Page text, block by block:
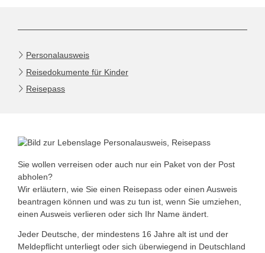
Personalausweis
Reisedokumente für Kinder
Reisepass
Sie wollen verreisen oder auch nur ein Paket von der Post
abholen?
Wir erläutern, wie Sie einen Reisepass oder einen Ausweis
beantragen können und was zu tun ist, wenn Sie umziehen,
einen Ausweis verlieren oder sich Ihr Name ändert.
Jeder Deutsche, der mindestens 16 Jahre alt ist und der
Meldepflicht unterliegt oder sich überwiegend in Deutschland